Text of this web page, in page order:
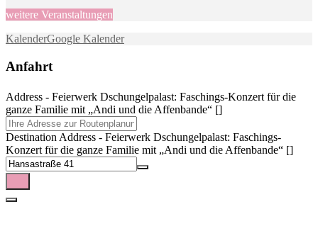
weitere Veranstaltungen
KalenderGoogle Kalender
Anfahrt
Address - Feierwerk Dschungelpalast: Faschings-Konzert für die
ganze Familie mit „Andi und die Affenbande“ []
Destination Address - Feierwerk Dschungelpalast: Faschings-
Konzert für die ganze Familie mit „Andi und die Affenbande“ []